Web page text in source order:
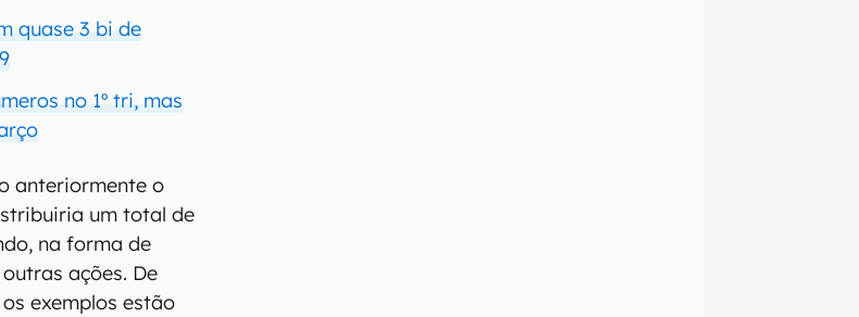
quase 3 bi de
no 1º tri, mas
anteriormente o
um total de
na forma de
ações. De
exemplos estão